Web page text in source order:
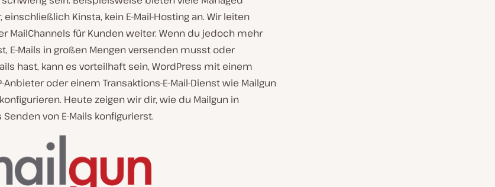
einschließlich Kinsta, kein E-Mail-Hosting an. Wir leiten
MailChannels für Kunden weiter. Wenn du jedoch mehr
E-Mails in großen Mengen versenden musst oder
hast, kann es vorteilhaft sein, WordPress mit einem
Anbieter oder einem Transaktions-E-Mail-Dienst wie Mailgun
Heute zeigen wir dir, wie du Mailgun in
von E-Mails konfigurierst.